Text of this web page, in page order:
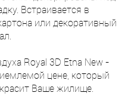
Встраивается в
или декоративный
Royal 3D Etna New -
цене, который
Ваше жилище.